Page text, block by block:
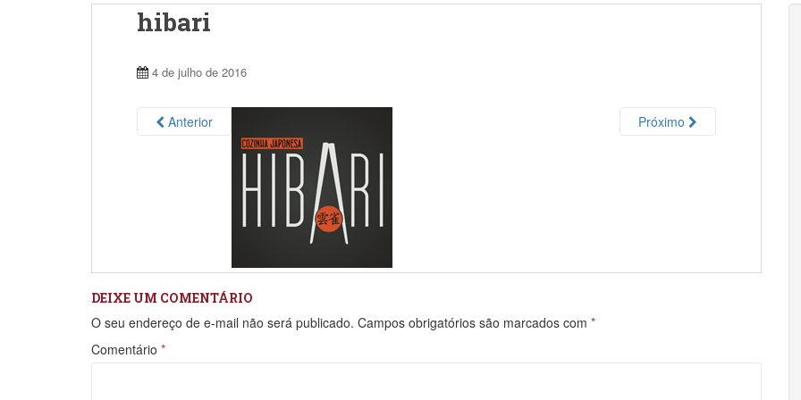
hibari
4 de julho de 2016
Anterior Próximo
DEIXE UM COMENTÁRIO
O seu endereço de e-mail não será publicado. Campos obrigatórios são marcados com *
Comentário *